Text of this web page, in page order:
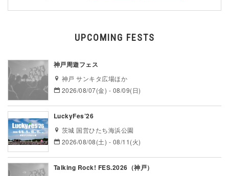
UPCOMING FESTS
神戸周遊フェス
神戸 サンキタ広場ほか
2026/08/07(金) - 08/09(日)
LuckyFes’26
茨城 国営ひたち海浜公園
2026/08/08(土) - 08/11(火)
Talking Rock! FES.2026（神戸）